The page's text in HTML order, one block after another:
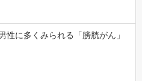
性に多くみられる「膀胱がん」